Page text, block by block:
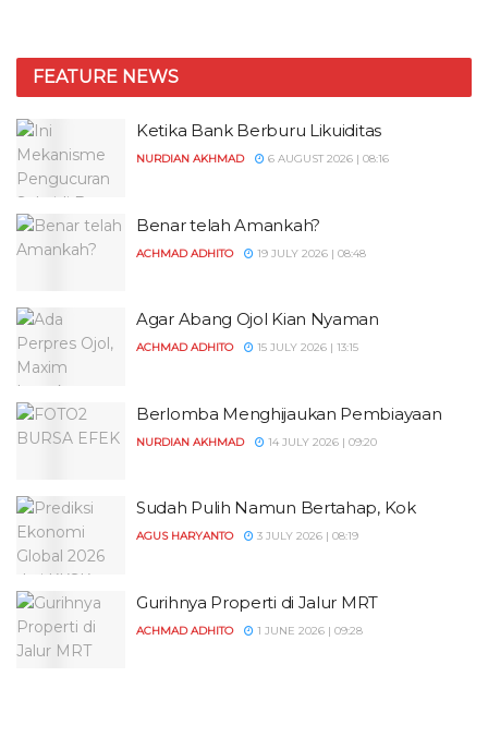
FEATURE NEWS
Ketika Bank Berburu Likuiditas
NURDIAN AKHMAD 6 AUGUST 2026 | 08:16
Benar telah Amankah?
ACHMAD ADHITO 19 JULY 2026 | 08:48
Agar Abang Ojol Kian Nyaman
ACHMAD ADHITO 15 JULY 2026 | 13:15
Berlomba Menghijaukan Pembiayaan
NURDIAN AKHMAD 14 JULY 2026 | 09:20
Sudah Pulih Namun Bertahap, Kok
AGUS HARYANTO 3 JULY 2026 | 08:19
Gurihnya Properti di Jalur MRT
ACHMAD ADHITO 1 JUNE 2026 | 09:28